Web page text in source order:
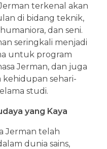
terkenal akan
di bidang teknik,
dan seni.
seringkali menjadi
untuk program
Jerman, dan juga
sehari-
studi.
yang Kaya
Jerman telah
dunia sains,